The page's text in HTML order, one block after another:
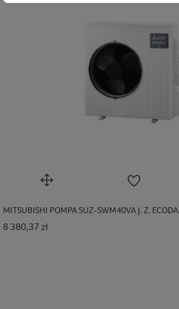
MITSUBISHI POMPA SUZ-SWM40VA J. Z.
8 380,37 złCena